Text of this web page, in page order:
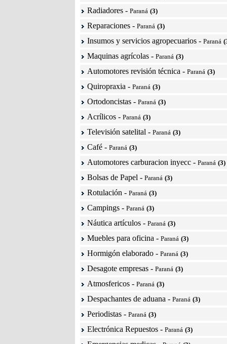
Radiadores - Paraná (3)
Reparaciones - Paraná (3)
Insumos y servicios agropecuarios - Paraná
Maquinas agrícolas - Paraná (3)
Automotores revisión técnica - Paraná (3)
Quiropraxia - Paraná (3)
Ortodoncistas - Paraná (3)
Acrílicos - Paraná (3)
Televisión satelital - Paraná (3)
Café - Paraná (3)
Automotores carburacion inyecc - Paraná (3)
Bolsas de Papel - Paraná (3)
Rotulación - Paraná (3)
Campings - Paraná (3)
Náutica artículos - Paraná (3)
Muebles para oficina - Paraná (3)
Hormigón elaborado - Paraná (3)
Desagote empresas - Paraná (3)
Atmosfericos - Paraná (3)
Despachantes de aduana - Paraná (3)
Periodistas - Paraná (3)
Electrónica Repuestos - Paraná (3)